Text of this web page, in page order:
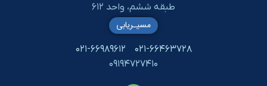
طبقه ششم، واحد ۶۱۲
۰۲۱-۶۶۴۶۳۷۲۸
۰۲۱-۶۶۹۸۹۶۱۲
۰۹۱۹۴۷۲۷۴۱۰
مسیـریابی